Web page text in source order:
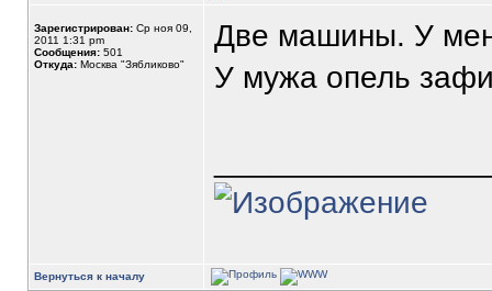
Зарегистрирован: Ср ноя 09,
2011 1:31 pm
Сообщения: 501
Откуда: Москва "Зябликово"
Две машины. У
У мужа опель
Вернуться к началу